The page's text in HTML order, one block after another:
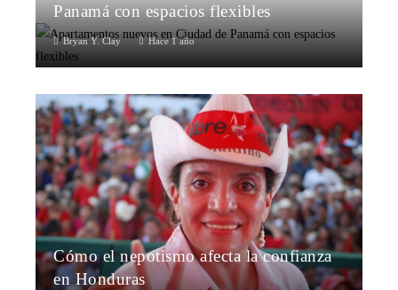
Panamá con espacios flexibles
Bryan Y. Clay Hace 1 año
Cómo el nepotismo afecta la confianza
en Honduras